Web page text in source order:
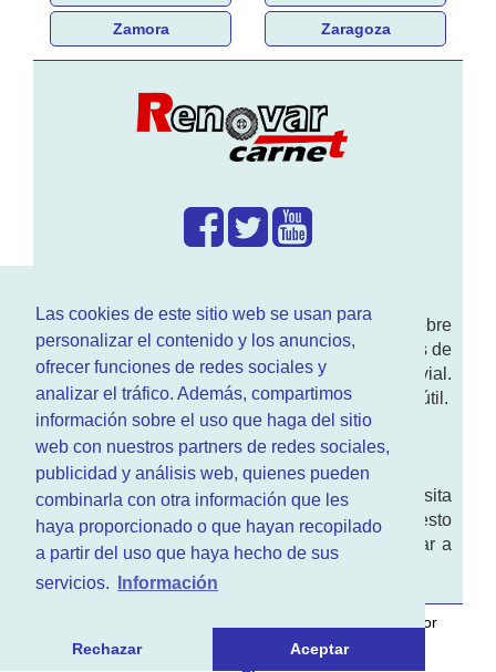
Las cookies de este sitio web se usan para
personalizar el contenido y los anuncios,
ofrecer funciones de redes sociales y
analizar el tráfico. Además, compartimos
información sobre el uso que haga del sitio
web con nuestros partners de redes sociales,
publicidad y análisis web, quienes pueden
combinarla con otra información que les
haya proporcionado o que hayan recopilado
a partir del uso que haya hecho de sus
servicios.
Información
Rechazar Aceptar
Zamora Zaragoza
Enwww.RenovarCarnet.comTe contamos sobre
larenovación del permisode conducir, noticias de
actualidad motor y sobre todo seguridad vial.
Ademas tenemos todo tipo de información DGT útil.
¿Quienes somos?
Quieres saber quien mantiene la pagina, visita
nuestrasección de contacto. Aquí tienes nuesto
aviso legal
. Basicamente no queremos engañar a
nadie.
por
.